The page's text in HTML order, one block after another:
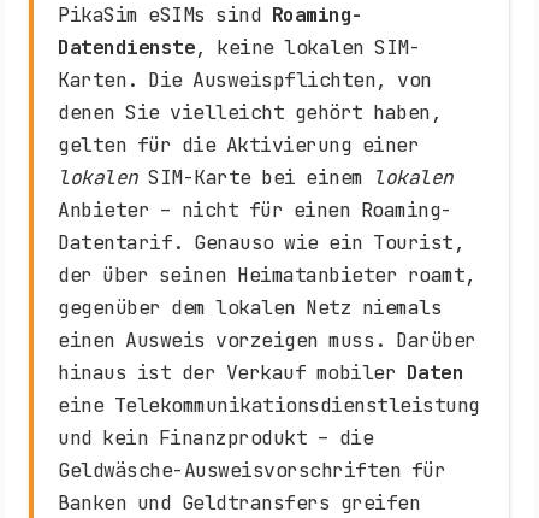
PikaSim eSIMs sind Roaming-
Datendienste, keine lokalen SIM-
Karten. Die Ausweispflichten, von
denen Sie vielleicht gehört haben,
gelten für die Aktivierung einer
lokalenSIM-Karte bei einem lokalen
Anbieter – nicht für einen Roaming-
Datentarif. Genauso wie ein Tourist,
der über seinen Heimatanbieter roamt,
gegenüber dem lokalen Netz niemals
einen Ausweis vorzeigen muss. Darüber
hinaus ist der Verkauf mobiler Daten
eine Telekommunikationsdienstleistung
und kein Finanzprodukt – die
Geldwäsche-Ausweisvorschriften für
Banken und Geldtransfers greifen